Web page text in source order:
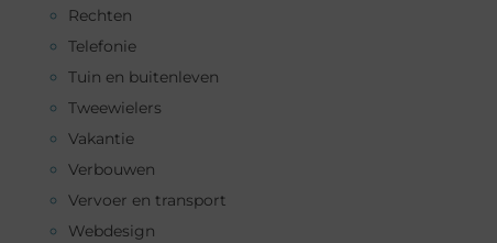
Rechten
Telefonie
Tuin en buitenleven
Tweewielers
Vakantie
Verbouwen
Vervoer en transport
Webdesign